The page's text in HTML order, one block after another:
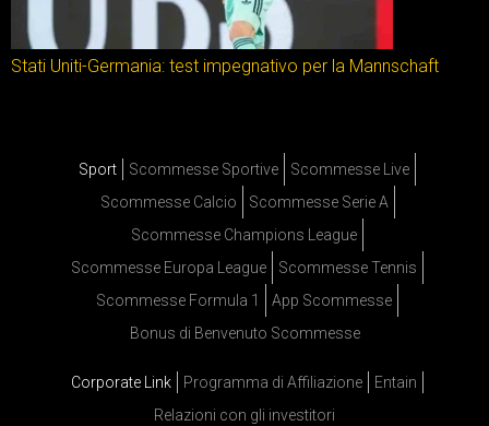
Stati Uniti-Germania: test impegnativo per la Mannschaft
Sport Scommesse Sportive
Scommesse Live
Scommesse Calcio
Scommesse Serie A
Scommesse Champions League
Scommesse Europa League
Scommesse Tennis
Scommesse Formula 1
App Scommesse
Bonus di Benvenuto Scommesse
Corporate Link Programma di Affiliazione
Entain
Relazioni con gli investitori